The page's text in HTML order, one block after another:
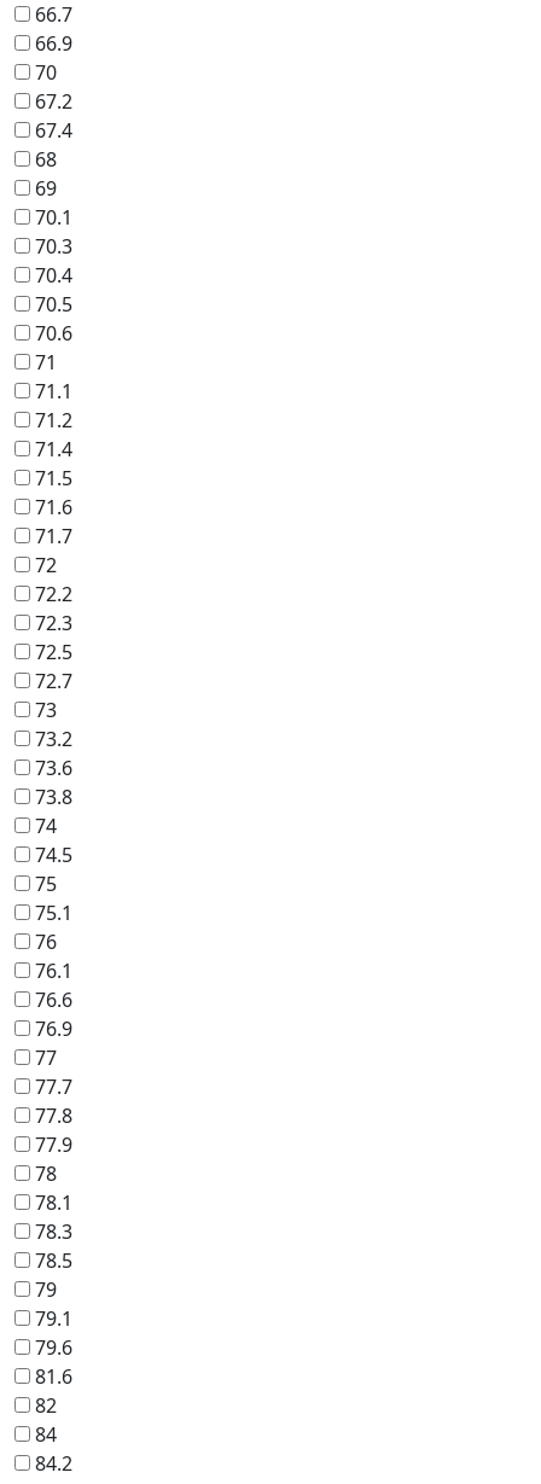
66.7
66.9
70
67.2
67.4
68
69
70.1
70.3
70.4
70.5
70.6
71
71.1
71.2
71.4
71.5
71.6
71.7
72
72.2
72.3
72.5
72.7
73
73.2
73.6
73.8
74
74.5
75
75.1
76
76.1
76.6
76.9
77
77.7
77.8
77.9
78
78.1
78.3
78.5
79
79.1
79.6
81.6
82
84
84.2